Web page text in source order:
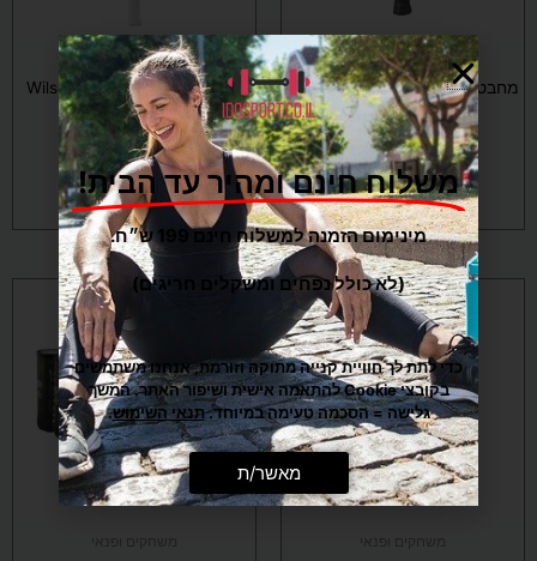
משחקים ופנאי
מחבט פאדל Bela Pro V3 Padel
Racket
₪1,399
הוספה לסל
משחקים ופנאי
מחבט טניס Wilson Allure 105
Tennis Racket
₪ 459
הוספה לסל
משלוח חינם ומהיר עד הבית!
מינימום הזמנה למשלוח חינם 199 ש״ח.
(לא כולל נפחים ומשקלים חריגים)
כדי לתת לך חוויית קנייה מתוקה וזורמת, אנחנו משתמשים
בקובצי Cookie להתאמה אישית ושיפור האתר. המשך
גלישה = הסכמה טעימה במיוחד.תנאי השימוש.
מאשר/ת